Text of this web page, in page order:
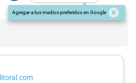
Agregar a tus medios preferidos en Google